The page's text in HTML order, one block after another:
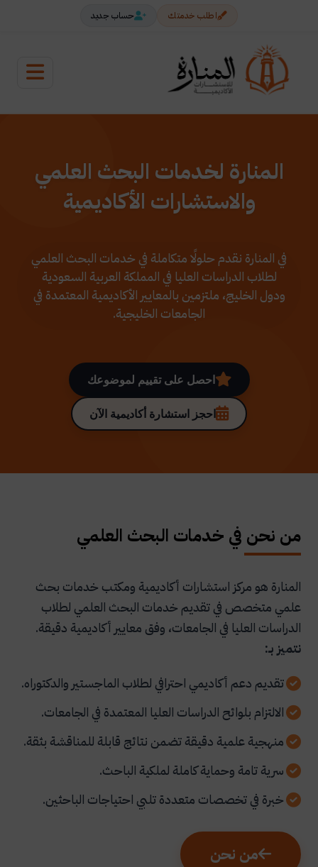
اطلب خدمتك حساب جديد
المنارة لخدمات البحث العلمي
والاستشارات الأكاديمية
في المنارة نقدم حلولًا متكاملة في خدمات البحث العلمي
لطلاب الدراسات العليا في المملكة العربية السعودية
ودول الخليج، ملتزمين بالمعايير الأكاديمية المعتمدة في
الجامعات الخليجية.
احصل على تقييم لموضوعك
احجز استشارة أكاديمية الآن
من نحن في خدمات البحث العلمي
المنارة هو مركز استشارات أكاديمية ومكتب خدمات بحث
علمي متخصص في تقديم خدمات البحث العلمي لطلاب
الدراسات العليا في الجامعات، وفق معايير أكاديمية دقيقة.
نتميز بـ:
تقديم دعم أكاديمي احترافي لطلاب الماجستير والدكتوراه.
الالتزام بلوائح الدراسات العليا المعتمدة في الجامعات.
منهجية علمية دقيقة تضمن نتائج قابلة للمناقشة بثقة.
سرية تامة وحماية كاملة لملكية الباحث.
خبرة في تخصصات متعددة تلبي احتياجات الباحثين.
من نحن